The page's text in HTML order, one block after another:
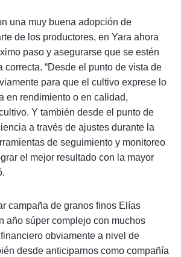
una muy buena adopción de
de los productores, en Yara ahora
paso y asegurarse que se estén
correcta. “Desde el punto de vista de
para que el cultivo exprese lo
en rendimiento o en calidad,
Y también desde el punto de
a través de ajustes durante la
de seguimiento y monitoreo
el mejor resultado con la mayor
campaña de granos finos Elías
año súper complejo con muchos
obviamente a nivel de
desde anticiparnos como compañía